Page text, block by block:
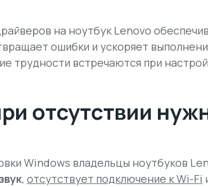
на ноутбук Lenovo
ошибки и ускоряет
трудности встречаются при
отсутствии
Windows владельцы ноутбуков
, отсутствует подключение к Wi-Fi